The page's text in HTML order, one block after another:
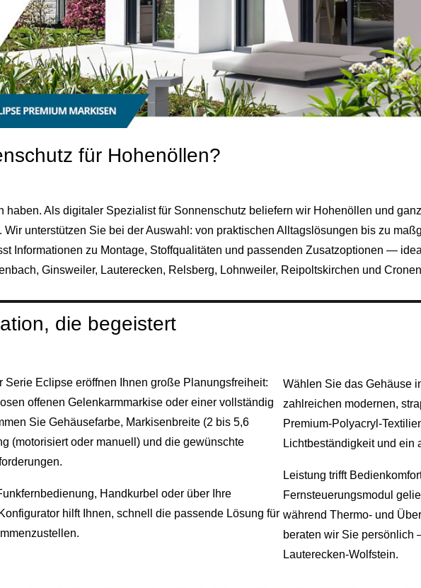
für Hohenöllen?
haben. Als digitaler Spezialist für Sonnenschutz beliefern wir Hohenöllen und
Wir unterstützen Sie bei der Auswahl: von praktischen Alltagslösungen bis zu
Informationen zu Montage, Stoffqualitäten und passenden Zusatzoptionen —
Ginsweiler, Lauterecken, Relsberg, Lohnweiler, Reipoltskirchen und
die begeistert
Serie Eclipse eröffnen Ihnen große Planungsfreiheit:
offenen Gelenkarmmarkise oder einer vollständig
Sie Gehäusefarbe, Markisenbreite (2 bis 5,6
(motorisiert oder manuell) und die gewünschte
Handkurbel oder über Ihre
hilft Ihnen, schnell die passende Lösung für
Wählen Sie das Gehäuse
zahlreichen modernen,
Lichtbeständigkeit und ein
Leistung trifft
Fernsteuerungsmodul
während Thermo‑ und
beraten wir Sie persönlich
Lauterecken‑Wolfstein.